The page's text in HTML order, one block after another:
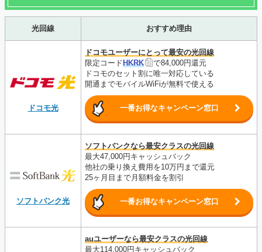
光回線 おすすめ理由
ドコモ光
ドコモユーザーにとって最安の光回線
限定コードHKRK
で84,000円還元
ドコモのセット割に唯一対応している
開通までモバイルWiFiが無料で使える
一番お得なキャンペーン窓口
ソフトバンク光
ソフトバンクなら最安クラスの光回線
最大47,000円キャッシュバック
他社の乗り換え費用を10万円まで還元
25ヶ月目まで月額料金を割引
一番お得なキャンペーン窓口
auユーザーなら最安クラスの光回線
最大114,000円キャッシュバック